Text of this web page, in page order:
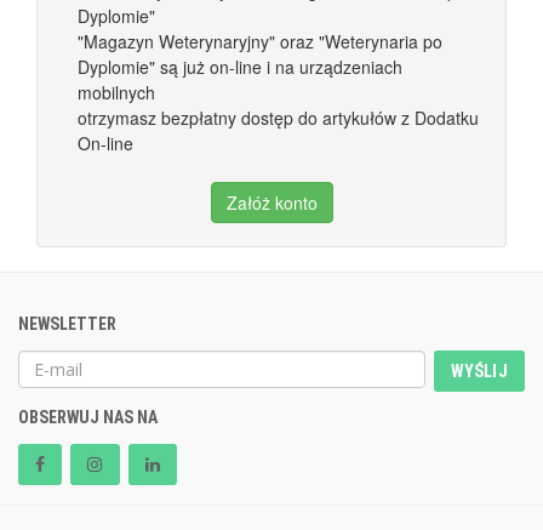
Dyplomie"
"Magazyn Weterynaryjny" oraz "Weterynaria po
Dyplomie" są już on-line i na urządzeniach
mobilnych
otrzymasz bezpłatny dostęp do artykułów z Dodatku
On-line
Załóż konto
NEWSLETTER
WYŚLIJ
OBSERWUJ NAS NA